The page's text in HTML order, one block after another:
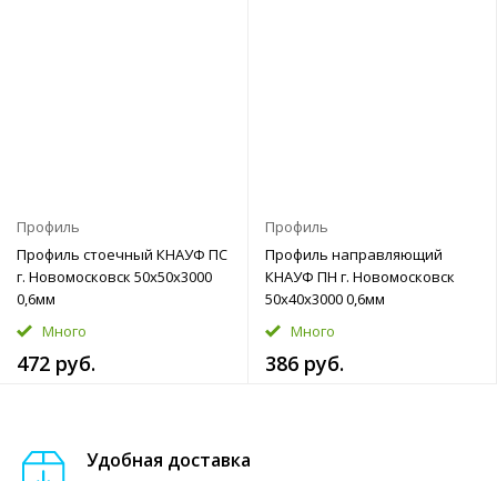
Профиль
Профиль стоечный КНАУФ ПС
г. Новомосковск 50x50x3000
0,6мм
Много
472 руб.
Профиль
Профиль направляющий
КНАУФ ПН г. Новомосковск
50x40x3000 0,6мм
Много
386 руб.
Удобная доставка